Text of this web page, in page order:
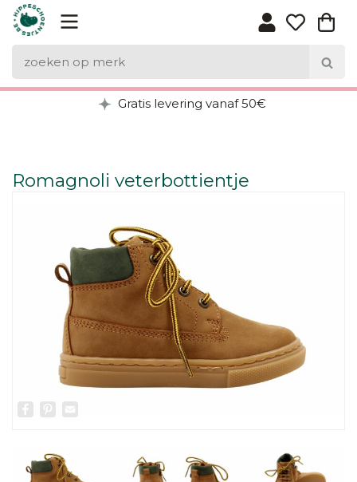
Gratis levering vanaf 50€
Romagnoli veterbottientje
Facebook
Pinterest